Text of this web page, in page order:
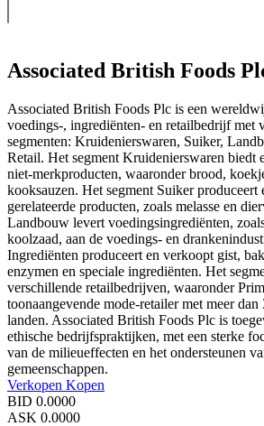
Associated British Foods
Associated British Foods Plc is een
voedings-, ingrediënten- en retailbedrijf met
segmenten: Kruidenierswaren, Suiker,
Retail. Het segment Kruidenierswaren biedt
niet-merkproducten, waaronder brood,
kooksauzen. Het segment Suiker produceert
gerelateerde producten, zoals melasse en
Landbouw levert voedingsingrediënten,
koolzaad, aan de voedings- en
Ingrediënten produceert en verkoopt gist,
enzymen en speciale ingrediënten. Het
verschillende retailbedrijven, waaronder
toonaangevende mode-retailer met meer
landen. Associated British Foods Plc is
ethische bedrijfspraktijken, met een sterke
van de milieueffecten en het ondersteunen
gemeenschappen.
Verkopen Kopen
BID 0.0000
ASK 0.0000